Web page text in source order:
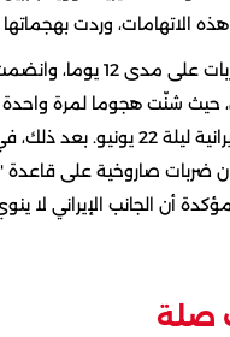
الاتهامات، وردت
وتبادل الطرفان الضربات على مدى
حيث شنّت هجوما لمرة
المنشآت النووية الإيرانية ليلة 22
ضربات صاروخية على قاعدة
أن الجانب الإيراني لا
صلة